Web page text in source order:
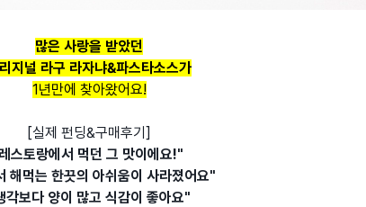
많은 사랑을 받았던
지널 라구 라자냐&파스타소스가
1년만에 찾아왔어요!
[실제 펀딩&구매후기]
스토랑에서 먹던 그 맛이에요!"
해먹는 한끗의 아쉬움이 사라졌어요"
각보다 양이 많고 식감이 좋아요"